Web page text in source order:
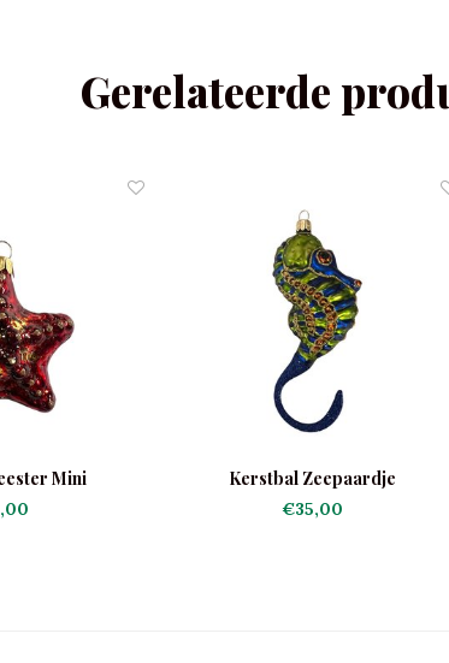
Gerelateerde
Mini Kerstbal Zeepaardje
€35,00